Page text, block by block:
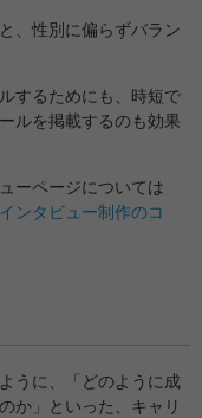
、性別に偏らずバラン
するためにも、時短で
ルを掲載するのも効果
ーページについては
ンタビュー制作のコ
うに、「どのように成
か」といった、キャリ